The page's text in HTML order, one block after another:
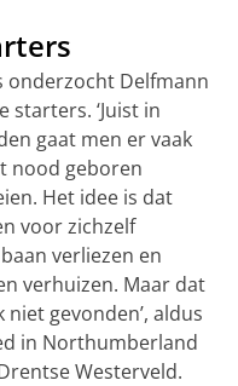
onderzocht Delfmann
starters. ‘Juist in
gaat men er vaak
nood geboren
Het idee is dat
voor zichzelf
verliezen en
verhuizen. Maar dat
gevonden’, aldus
in Northumberland
Westerveld.